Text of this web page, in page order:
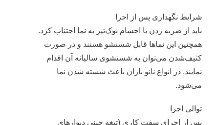
شرایط نگهداری پس از اجرا
باید از ضربه زدن با اجسام نوک‌تیز به نما اجتناب کرد.
همچنین این نماها قابل شستشو هستند و در صورت
کثیف‌شدن می‌توان به شستشوی سالیانه آن اقدام
نمایند. در انواع نانو باران باعث شسته شدن نما
می‌شود.
توالی اجرا
پس از اجرای سفت کاری (تیغه چینی دیوارهای